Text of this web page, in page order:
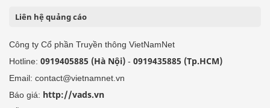
Liên hệ quảng cáo
Công ty Cổ phần Truyền thông VietNamNet
Hotline: 0919405885 (Hà Nội) - 0919435885 (Tp.HCM)
Email: contact@vietnamnet.vn
Báo giá: http://vads.vn